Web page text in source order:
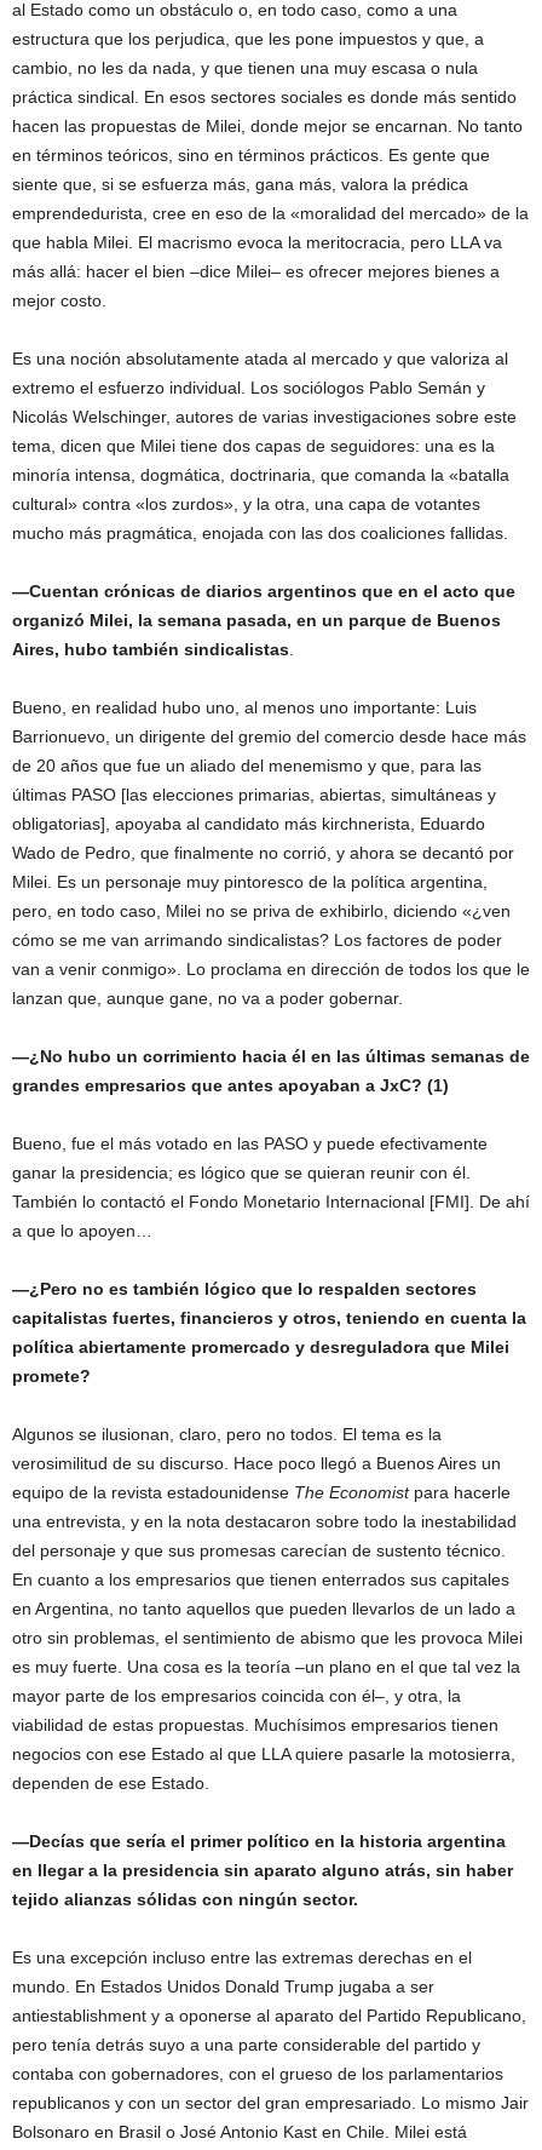
al Estado como un obstáculo o, en todo caso, como a una
estructura que los perjudica, que les pone impuestos y que, a
cambio, no les da nada, y que tienen una muy escasa o nula
práctica sindical. En esos sectores sociales es donde más sentido
hacen las propuestas de Milei, donde mejor se encarnan. No tanto
en términos teóricos, sino en términos prácticos. Es gente que
siente que, si se esfuerza más, gana más, valora la prédica
emprendedurista, cree en eso de la «moralidad del mercado» de la
que habla Milei. El macrismo evoca la meritocracia, pero LLA va
más allá: hacer el bien –dice Milei– es ofrecer mejores bienes a
mejor costo.
Es una noción absolutamente atada al mercado y que valoriza al
extremo el esfuerzo individual. Los sociólogos Pablo Semán y
Nicolás Welschinger, autores de varias investigaciones sobre este
tema, dicen que Milei tiene dos capas de seguidores: una es la
minoría intensa, dogmática, doctrinaria, que comanda la «batalla
cultural» contra «los zurdos», y la otra, una capa de votantes
mucho más pragmática, enojada con las dos coaliciones fallidas.
—Cuentan crónicas de diarios argentinos que en el acto que
organizó Milei, la semana pasada, en un parque de Buenos
Aires, hubo también sindicalistas
Bueno, en realidad hubo uno, al menos uno importante: Luis
Barrionuevo, un dirigente del gremio del comercio desde hace más
de 20 años que fue un aliado del menemismo y que, para las
últimas PASO [las elecciones primarias, abiertas, simultáneas y
obligatorias], apoyaba al candidato más kirchnerista, Eduardo
Wado de Pedro, que finalmente no corrió, y ahora se decantó por
Milei. Es un personaje muy pintoresco de la política argentina,
pero, en todo caso, Milei no se priva de exhibirlo, diciendo «¿ven
cómo se me van arrimando sindicalistas? Los factores de poder
van a venir conmigo». Lo proclama en dirección de todos los que le
lanzan que, aunque gane, no va a poder gobernar.
—¿No hubo un corrimiento hacia él en las últimas semanas de
grandes empresarios que antes apoyaban a JxC? (1)
Bueno, fue el más votado en las PASO y puede efectivamente
ganar la presidencia; es lógico que se quieran reunir con él.
También lo contactó el Fondo Monetario Internacional [FMI]. De ahí
a que lo apoyen…
—¿Pero no es también lógico que lo respalden sectores
capitalistas fuertes, financieros y otros, teniendo en cuenta la
política abiertamente promercado y desreguladora que Milei
promete?
Algunos se ilusionan, claro, pero no todos. El tema es la
verosimilitud de su discurso. Hace poco llegó a Buenos Aires un
equipo de la revista estadounidense The Economistpara hacerle
una entrevista, y en la nota destacaron sobre todo la inestabilidad
del personaje y que sus promesas carecían de sustento técnico.
En cuanto a los empresarios que tienen enterrados sus capitales
en Argentina, no tanto aquellos que pueden llevarlos de un lado a
otro sin problemas, el sentimiento de abismo que les provoca Milei
es muy fuerte. Una cosa es la teoría –un plano en el que tal vez la
mayor parte de los empresarios coincida con él–, y otra, la
viabilidad de estas propuestas. Muchísimos empresarios tienen
negocios con ese Estado al que LLA quiere pasarle la motosierra,
dependen de ese Estado.
—Decías que sería el primer político en la historia argentina
en llegar a la presidencia sin aparato alguno atrás, sin haber
tejido alianzas sólidas con ningún sector.
Es una excepción incluso entre las extremas derechas en el
mundo. En Estados Unidos Donald Trump jugaba a ser
antiestablishment y a oponerse al aparato del Partido Republicano,
pero tenía detrás suyo a una parte considerable del partido y
contaba con gobernadores, con el grueso de los parlamentarios
republicanos y con un sector del gran empresariado. Lo mismo Jair
Bolsonaro en Brasil o José Antonio Kast en Chile. Milei está